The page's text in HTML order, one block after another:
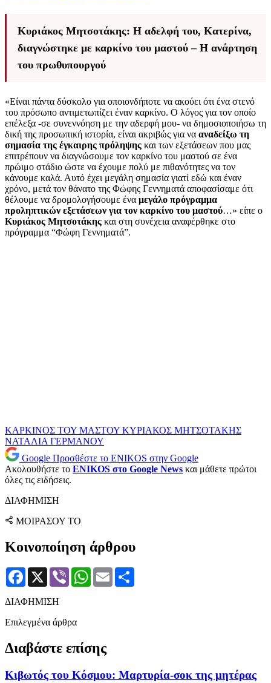
Κυριάκος Μητσοτάκης: Η αδελφή του, Κατερίνα,
διαγνώστηκε με καρκίνο του μαστού – Η ανάρτηση
του πρωθυπουργού
«Είναι πάντα δύσκολο για οποιονδήποτε να ακούει ότι ένα στενό
του πρόσωπο αντιμετωπίζει έναν καρκίνο. Ο λόγος για τον οποίο
επέλεξα -σε συνεννόηση με την αδερφή μου- να δημοσιοποιήσω τη
δική της προσωπική ιστορία, είναι ακριβώς για να αναδείξω τη
σημασία της έγκαιρης πρόληψης και των εξετάσεων που μας
επιτρέπουν να διαγνώσουμε τον καρκίνο του μαστού σε ένα
πρώιμο στάδιο ώστε να έχουμε πολύ με πιθανότητες να τον
κάνουμε καλά. Αυτό έχει μεγάλη σημασία γιατί εδώ και έναν
χρόνο, μετά τον θάνατο της Φώφης Γεννηματά αποφασίσαμε ότι
θέλουμε να δρομολογήσουμε ένα μεγάλο πρόγραμμα
προληπτικών εξετάσεων για τον καρκίνο του μαστού…» είπε ο
Κυριάκος Μητσοτάκης και στη συνέχεια αναφέρθηκε στο
πρόγραμμα “Φώφη Γεννηματά”.
ΚΑΡΚΙΝΟΣ ΤΟΥ ΜΑΣΤΟΥ ΚΥΡΙΑΚΟΣ ΜΗΤΣΟΤΑΚΗΣ
ΝΑΤΑΛΙΑ ΓΕΡΜΑΝΟΥ
Google Προσθέστε το ENIKOS στην Google
Ακολουθήστε το ENIKOS στο Google News και μάθετε πρώτοι
όλες τις ειδήσεις.
ΔΙΑΦΗΜΙΣΗ
ΜΟΙΡΑΣΟΥ ΤΟ
Κοινοποίηση άρθρου
Facebook
X Viber WhatsApp
Email
ΔΙΑΦΗΜΙΣΗ
Επιλεγμένα άρθρα
Διαβάστε επίσης
Κιβωτός του Κόσμου: Μαρτυρία-σοκ της μητέρας